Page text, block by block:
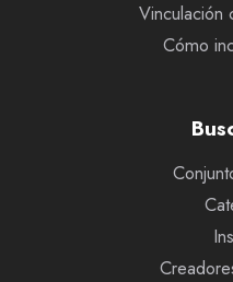
Vinculación
Cómo